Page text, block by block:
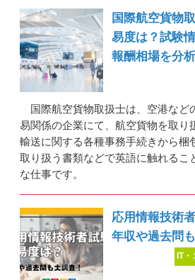
国際航空貨物
易度は？試験
報酬相場を分析
国際航空貨物取扱士は、空港など
易関係の企業にて、航空貨物を取り
輸送に関する各種事務手続きから梱
取り扱う書類などで英語に触れるこ
な仕事です。
応用情報技術
年収や過去問
IT